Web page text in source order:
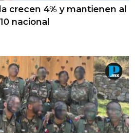
crecen 4% y mantienen al
nacional